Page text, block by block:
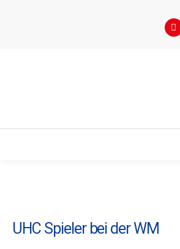
UHC Spieler bei der WM